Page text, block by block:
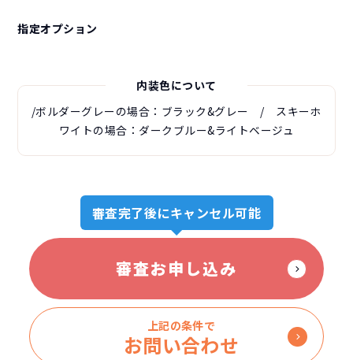
指定オプション
内装色について
/ボルダーグレーの場合：ブラック&グレー / スキーホ
ワイトの場合：ダークブルー&ライトベージュ
審査完了後にキャンセル可能
審査お申し込み
上記の条件で
お問い合わせ